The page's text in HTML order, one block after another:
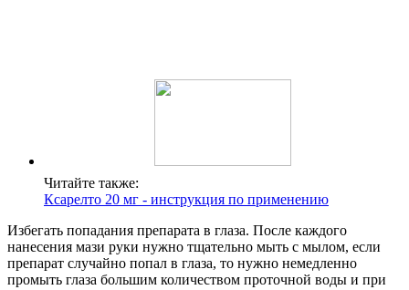
Читайте также:
Ксарелто 20 мг - инструкция по применению
Избегать попадания препарата в глаза. После каждого
нанесения мази руки нужно тщательно мыть с мылом, если
препарат случайно попал в глаза, то нужно немедленно
промыть глаза большим количеством проточной воды и при